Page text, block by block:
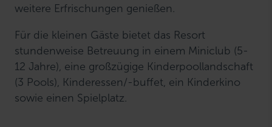
weitere Erfrischungen genießen.
Für die kleinen Gäste bietet das Resort
stundenweise Betreuung in einem Miniclub (5-
12 Jahre), eine großzügige Kinderpoollandschaft
(3 Pools), Kinderessen/-buffet, ein Kinderkino
sowie einen Spielplatz.